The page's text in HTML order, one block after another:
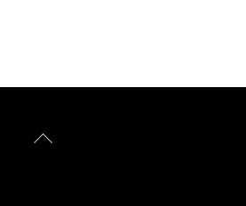
Back